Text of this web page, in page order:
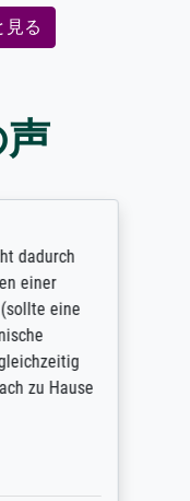
見る
dadurch
einer
eine
zu Hause